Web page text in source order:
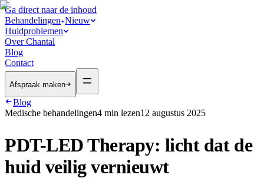
Ga direct naar de inhoud
Behandelingen Nieuw
Huidproblemen
Over Chantal
Blog
Contact
Afspraak maken
Blog
Medische behandelingen4 min lezen12 augustus 2025
PDT-LED Therapy: licht dat de
huid veilig vernieuwt